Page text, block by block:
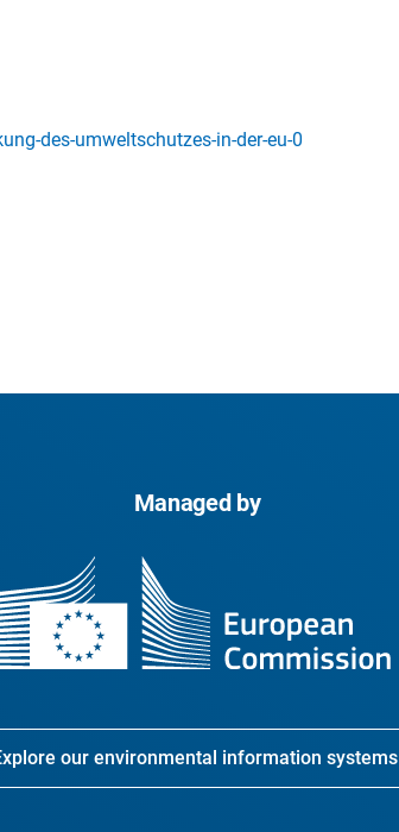
des-umweltschutzes-in-der-eu-0
Managed by
our environmental information systems